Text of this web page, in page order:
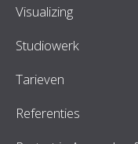
Visualizing
Studiowerk
Tarieven
Referenties